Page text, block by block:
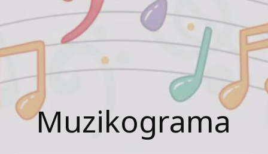
Muzikograma